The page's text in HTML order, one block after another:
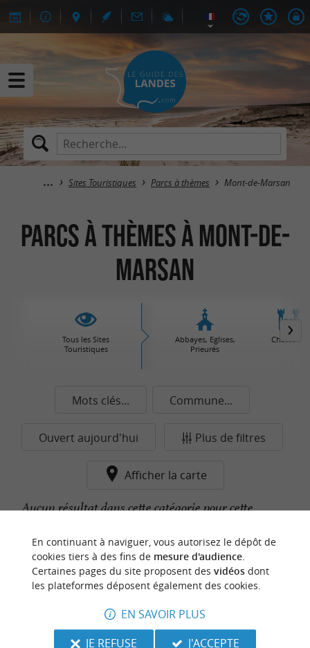
Sites Touristiques Parcs à thèmes Mont-de-Marsan
Parcs à thèmes à Mont-de-
Marsan
Tous les Sites
Touristiques
Abbayes, Eglises,
Prieurés
Châteaux
Mots clés... Commune...
Ouvert aujourd'hui Plus de filtres
Afficher la carte
Aucun résultat dans cette catégorie pour cette
n
o
t
r
e
c
o
u
p
d
e
c
o
e
u
r
En continuant à naviguer, vous autorisez le dépôt de
cookies tiers à des fins de mesure d'audience.
Certaines pages du site proposent des vidéosdont
les plateformes déposent également des cookies.
EN SAVOIR PLUS
JE REFUSE
J'ACCEPTE